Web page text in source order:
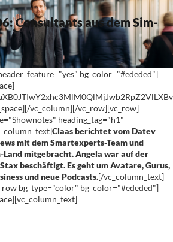
Consultants aus dem Sim-
bg_color="#ededed"]
vc_column][/vc_row][vc_row]
heading_tag="h1"
Claas berichtet vom Datev
mit dem Smartexperts-Team und
Land mitgebracht. Angela war auf der
beschäftigt. Es geht um Avatare, Gurus,
und neue Podcasts.[/vc_column_text]
bg_type="color" bg_color="#ededed"]